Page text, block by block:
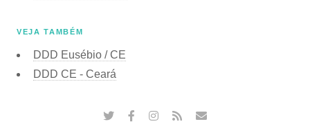
VEJA TAMBÉM
DDD Eusébio / CE
DDD CE - Ceará